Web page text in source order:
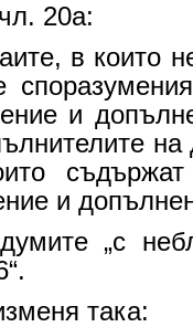
20а:
в които
и
и
„с
така: